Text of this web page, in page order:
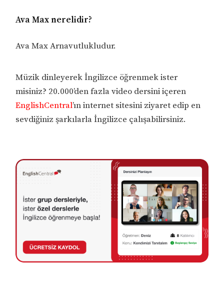
Ava Max nerelidir?
Ava Max Arnavutlukludur.
Müzik dinleyerek İngilizce öğrenmek ister
misiniz? 20.000’den fazla video dersini içeren
EnglishCentral’ın internet sitesini ziyaret edip en
sevdiğiniz şarkılarla İngilizce çalışabilirsiniz.